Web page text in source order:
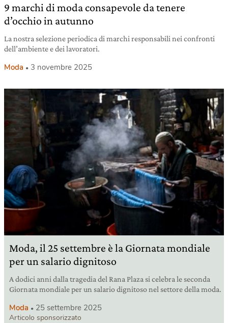
9 marchi di moda consapevole da tenere
d’occhio in autunno
La nostra selezione periodica di marchi responsabili nei confronti
dell’ambiente e dei lavoratori.
Moda 3 novembre 2025
Moda, il 25 settembre è la Giornata mondiale
per un salario dignitoso
A dodici anni dalla tragedia del Rana Plaza si celebra le seconda
Giornata mondiale per un salario dignitoso nel settore della moda.
Moda 25 settembre 2025
Articolo sponsorizzato